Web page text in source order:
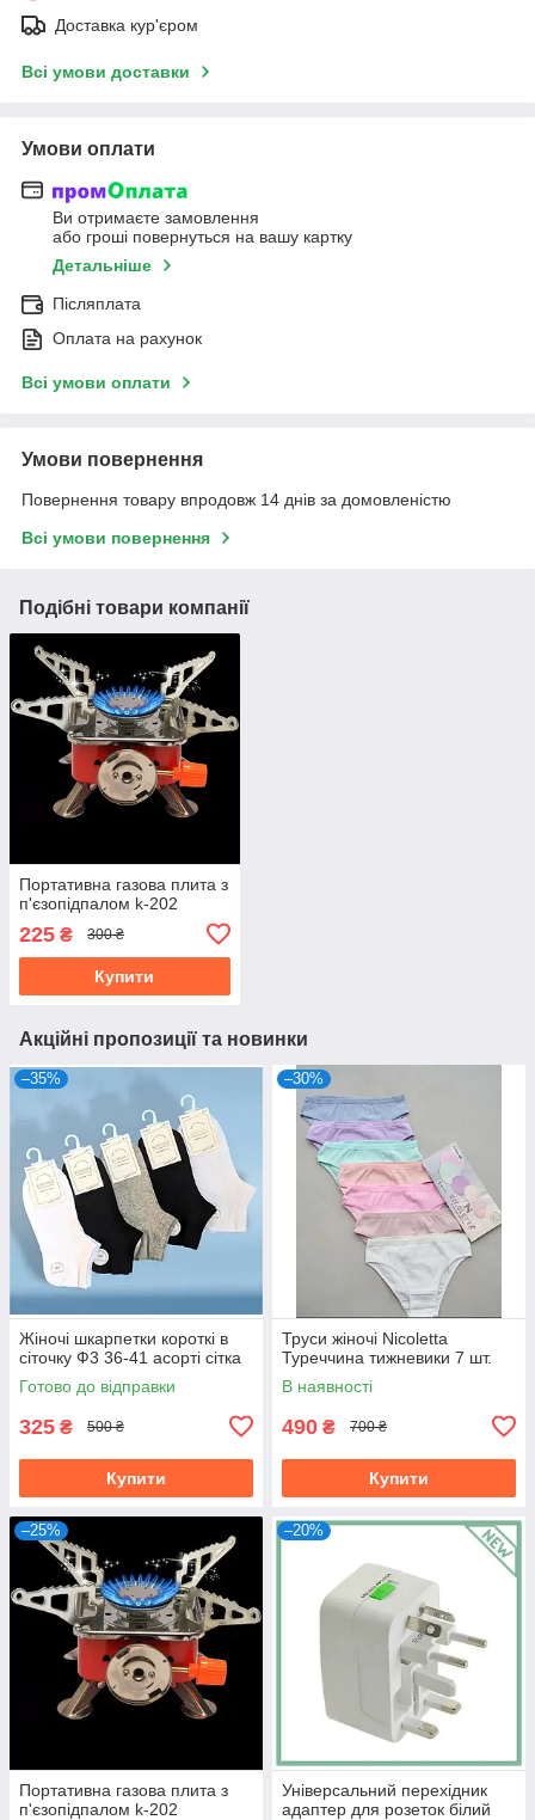
Доставка кур'єром
Всі умови доставки
Умови оплати
Ви отримаєте замовлення
або гроші повернуться на вашу картку
Детальніше
Післяплата
Оплата на рахунок
Всі умови оплати
Умови повернення
Повернення товару впродовж 14 днів за домовленістю
Всі умови повернення
Подібні товари компанії
Портативна газова плита з
п'єзопідпалом k-202
225 ₴ 300 ₴
Купити
Акційні пропозиції та новинки
–35%
Жіночі шкарпетки короткі в
сіточку Ф3 36-41 асорті сітка
Готово до відправки
325 ₴ 500 ₴
Купити
–30%
Труси жіночі Nicoletta
Туреччина тижневики 7 шт.
В наявності
490 ₴ 700 ₴
Купити
–25%
Портативна газова плита з
п'єзопідпалом k-202
–20%
Універсальний перехідник
адаптер для розеток білий